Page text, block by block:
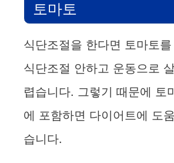
토마토
식단조절을 한다면 토마토
식단조절 안하고 운동으로
렵습니다. 그렇기 때문에 토
에 포함하면 다이어트에 도
습니다.